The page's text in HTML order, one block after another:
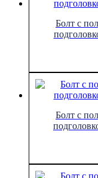
Болт с
Болт с